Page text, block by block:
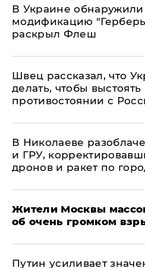
В Украине
модификацию
раскрыл Флеш
Швец рассказал, что
делать, чтобы выстоять
противостоянии с
В Николаеве
и ГРУ,
дронов и ракет по
Жители Москвы
об очень громком
Путин усиливает